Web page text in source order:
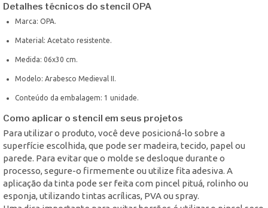
Detalhes técnicos do stencil OPA
Marca: OPA.
Material: Acetato resistente.
Medida: 06x30 cm.
Modelo: Arabesco Medieval II.
Conteúdo da embalagem: 1 unidade.
Como aplicar o stencil em seus projetos
Para utilizar o produto, você deve posicioná-lo sobre a
superfície escolhida, que pode ser madeira, tecido, papel ou
parede. Para evitar que o molde se desloque durante o
processo, segure-o firmemente ou utilize fita adesiva. A
aplicação da tinta pode ser feita com pincel pituá, rolinho ou
esponja, utilizando tintas acrílicas, PVA ou spray.